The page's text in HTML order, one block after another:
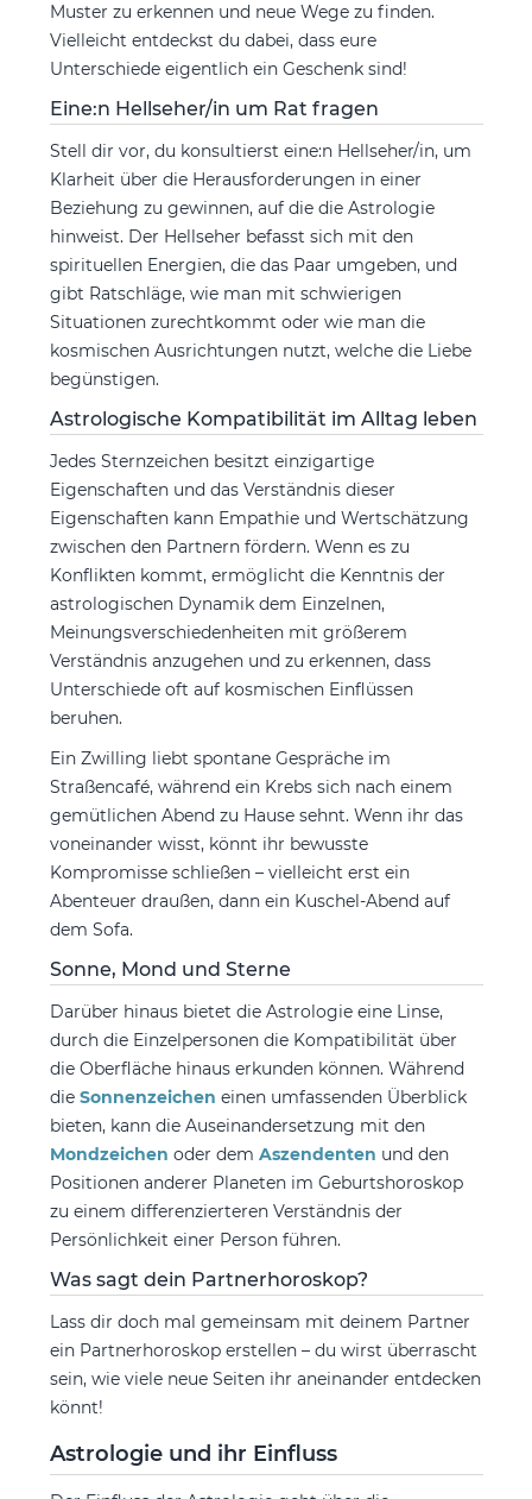
Muster zu erkennen und neue Wege zu finden.
Vielleicht entdeckst du dabei, dass eure
Unterschiede eigentlich ein Geschenk sind!
Eine:n Hellseher/in um Rat fragen
Stell dir vor, du konsultierst eine:n Hellseher/in, um
Klarheit über die Herausforderungen in einer
Beziehung zu gewinnen, auf die die Astrologie
hinweist. Der Hellseher befasst sich mit den
spirituellen Energien, die das Paar umgeben, und
gibt Ratschläge, wie man mit schwierigen
Situationen zurechtkommt oder wie man die
kosmischen Ausrichtungen nutzt, welche die Liebe
begünstigen.
Astrologische Kompatibilität im Alltag leben
Jedes Sternzeichen besitzt einzigartige
Eigenschaften und das Verständnis dieser
Eigenschaften kann Empathie und Wertschätzung
zwischen den Partnern fördern. Wenn es zu
Konflikten kommt, ermöglicht die Kenntnis der
astrologischen Dynamik dem Einzelnen,
Meinungsverschiedenheiten mit größerem
Verständnis anzugehen und zu erkennen, dass
Unterschiede oft auf kosmischen Einflüssen
beruhen.
Ein Zwilling liebt spontane Gespräche im
Straßencafé, während ein Krebs sich nach einem
gemütlichen Abend zu Hause sehnt. Wenn ihr das
voneinander wisst, könnt ihr bewusste
Kompromisse schließen – vielleicht erst ein
Abenteuer draußen, dann ein Kuschel-Abend auf
dem Sofa.
Sonne, Mond und Sterne
Darüber hinaus bietet die Astrologie eine Linse,
durch die Einzelpersonen die Kompatibilität über
die Oberfläche hinaus erkunden können. Während
die Sonnenzeichen einen umfassenden Überblick
bieten, kann die Auseinandersetzung mit den
Mondzeichen oder dem Aszendenten und den
Positionen anderer Planeten im Geburtshoroskop
zu einem differenzierteren Verständnis der
Persönlichkeit einer Person führen.
Was sagt dein Partnerhoroskop?
Lass dir doch mal gemeinsam mit deinem Partner
ein Partnerhoroskop erstellen – du wirst überrascht
sein, wie viele neue Seiten ihr aneinander entdecken
könnt!
Astrologie und ihr Einfluss